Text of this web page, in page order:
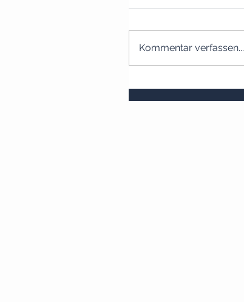
Kommentar verfassen...